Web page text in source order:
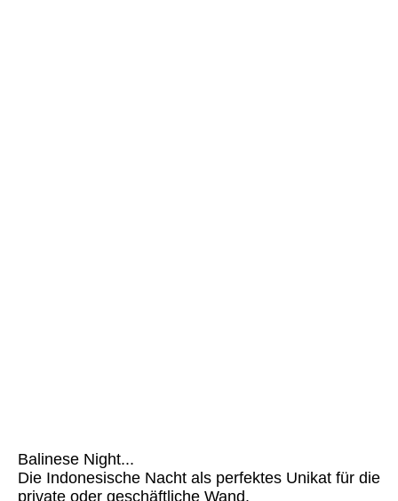
Balinese Night...
Die Indonesische Nacht als perfektes Unikat für die
private oder geschäftliche Wand.